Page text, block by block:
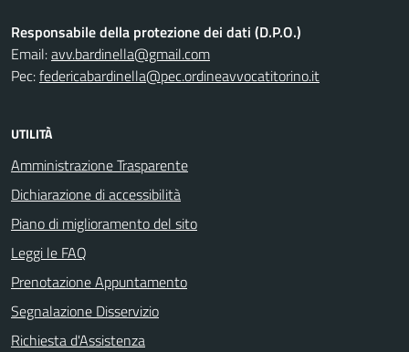
Responsabile della protezione dei dati (D.P.O.)
Email:avv.bardinella@gmail.com
Pec:federicabardinella@pec.ordineavvocatitorino.it
UTILITÀ
Amministrazione Trasparente
Dichiarazione di accessibilità
Piano di miglioramento del sito
Leggi le FAQ
Prenotazione Appuntamento
Segnalazione Disservizio
Richiesta d'Assistenza